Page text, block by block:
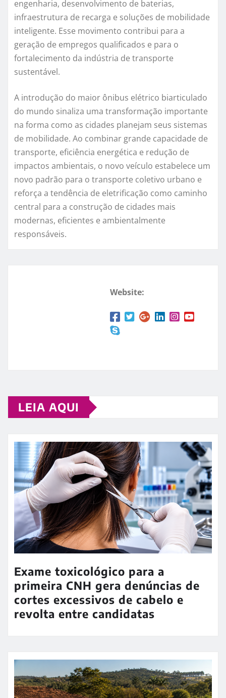
engenharia, desenvolvimento de baterias,
infraestrutura de recarga e soluções de mobilidade
inteligente. Esse movimento contribui para a
geração de empregos qualificados e para o
fortalecimento da indústria de transporte
sustentável.
A introdução do maior ônibus elétrico biarticulado
do mundo sinaliza uma transformação importante
na forma como as cidades planejam seus sistemas
de mobilidade. Ao combinar grande capacidade de
transporte, eficiência energética e redução de
impactos ambientais, o novo veículo estabelece um
novo padrão para o transporte coletivo urbano e
reforça a tendência de eletrificação como caminho
central para a construção de cidades mais
modernas, eficientes e ambientalmente
responsáveis.
Website:
LEIA AQUI
Exame toxicológico para a
primeira CNH gera denúncias de
cortes excessivos de cabelo e
revolta entre candidatas